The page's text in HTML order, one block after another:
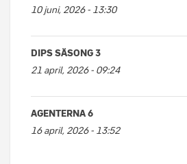
10 juni, 2026 - 13:30
DIPS SÄSONG 3
21 april, 2026 - 09:24
AGENTERNA 6
16 april, 2026 - 13:52